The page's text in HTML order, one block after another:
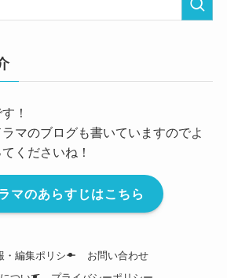
！
マのブログも書いていますのでよ
くださいね！
マのあらすじはこちら
・編集ポリシー
お問い合わせ